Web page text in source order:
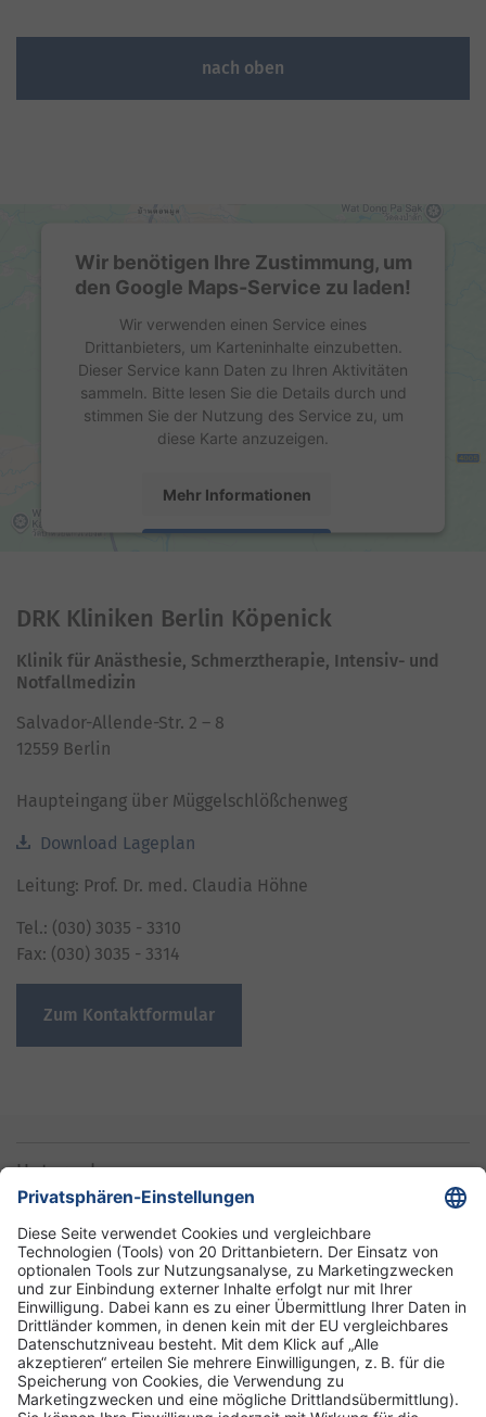
nach oben
Wir benötigen Ihre Zustimmung, um
den Google Maps-Service zu laden!
Wir verwenden einen Service eines
Drittanbieters, um Karteninhalte einzubetten.
Dieser Service kann Daten zu Ihren Aktivitäten
sammeln. Bitte lesen Sie die Details durch und
stimmen Sie der Nutzung des Service zu, um
diese Karte anzuzeigen.
Mehr Informationen
Platform
DRK Kliniken Berlin Köpenick
Klinik für Anästhesie, Schmerztherapie, Intensiv- und
Notfallmedizin
Salvador-Allende-Str. 2 – 8
12559 Berlin
Haupteingang über Müggelschlößchenweg
Download Lageplan
Leitung: Prof. Dr. med. Claudia Höhne
Tel.: (030) 3035 - 3310
Fax: (030) 3035 - 3314
Zum Kontaktformular
Unternehmen
Informationen
Standorte
DRK-Schwesternschaft Berlin